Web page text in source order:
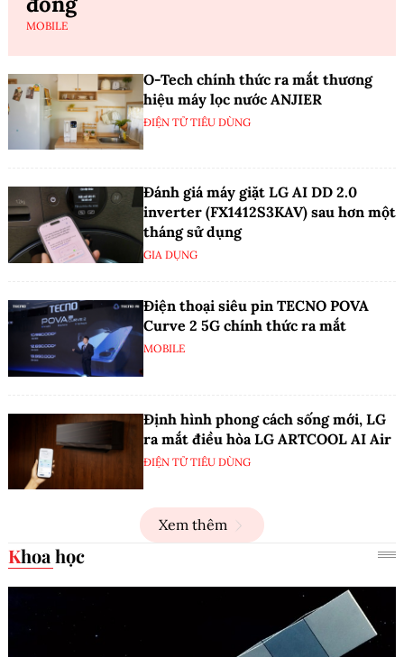
MOBILE
O-Tech chính thức ra mắt thương
hiệu máy lọc nước ANJIER
ĐIỆN TỬ TIÊU DÙNG
Đánh giá máy giặt LG AI DD 2.0
inverter (FX1412S3KAV) sau hơn một
tháng sử dụng
GIA DỤNG
Điện thoại siêu pin TECNO POVA
Curve 2 5G chính thức ra mắt
MOBILE
Định hình phong cách sống mới, LG
ra mắt điều hòa LG ARTCOOL AI Air
ĐIỆN TỬ TIÊU DÙNG
Xem thêm
Khoa học